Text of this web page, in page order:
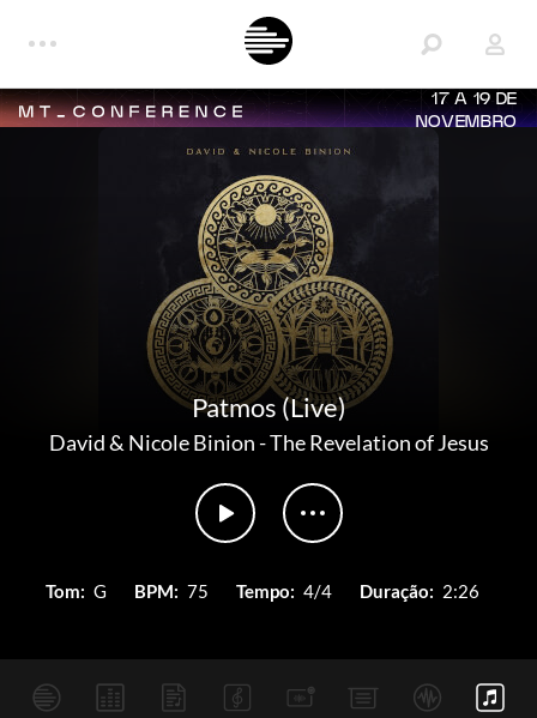
17 A 19 DE
NOVEMBRO
Patmos (Live)
David & Nicole Binion-The Revelation of Jesus
Tom: G BPM: 75 Tempo: 4/4 Duração: 2:26